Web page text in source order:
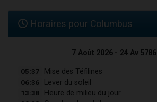
Horaires pour Columbus
7 Août 2026 - 24 Av 5786
05:37 Mise des Téfilines
06:36 Lever du soleil
13:38 Heure de milieu du jour